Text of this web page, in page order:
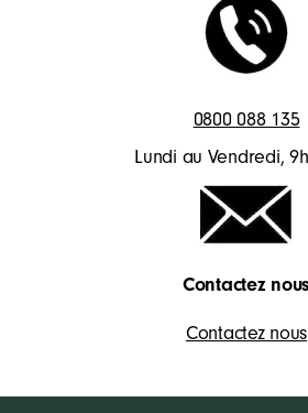
0800 088 135
Lundi au Vendredi,
Contactez nous
Contactez nous